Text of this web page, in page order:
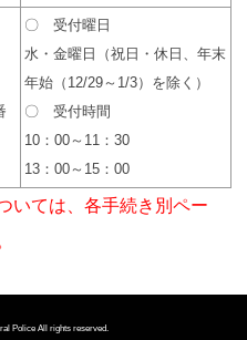
〇 受付曜日
水・金曜日（祝日・休日、年末
年始（12/29～1/3）を除く）
〇 受付時間
10：00～11：30
13：00～15：00
ては、各手続き別ペー
Police All rights reserved.